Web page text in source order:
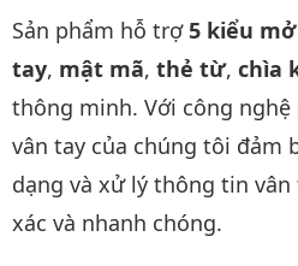
Sản phẩm hỗ trợ5 kiểu
tay, mật mã, thẻ từ, chìa
thông minh. Với công
vân tay của chúng tôi đảm
dạng và xử lý thông tin
xác và nhanh chóng.